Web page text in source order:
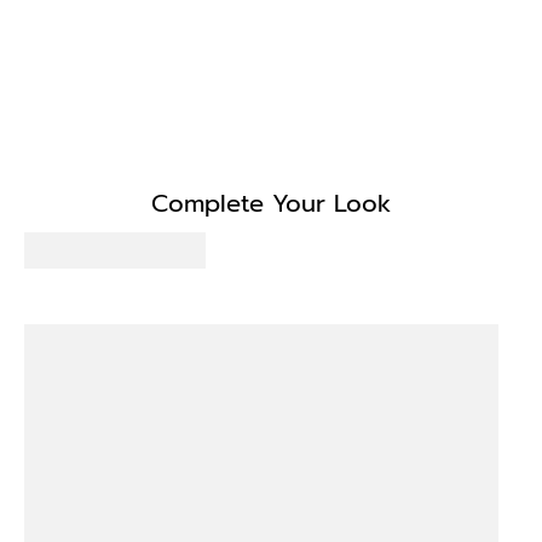
Complete Your Look